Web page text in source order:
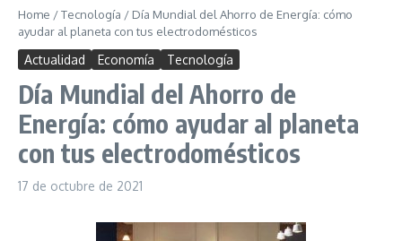
Home /Tecnología / Día Mundial del Ahorro de Energía: cómo
ayudar al planeta con tus electrodomésticos
Actualidad Economía Tecnología
Día Mundial del Ahorro de
Energía: cómo ayudar al planeta
con tus electrodomésticos
17 de octubre de 2021